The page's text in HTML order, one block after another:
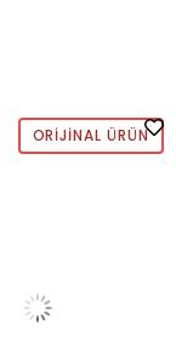
ORIJINAL ÜRÜN